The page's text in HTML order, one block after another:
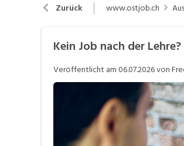
Berufsbilder
Job-Coach
Stellensuche
Zurück www.ostjob.ch
Kein Job nach der
Veröffentlicht am06.07.2026von